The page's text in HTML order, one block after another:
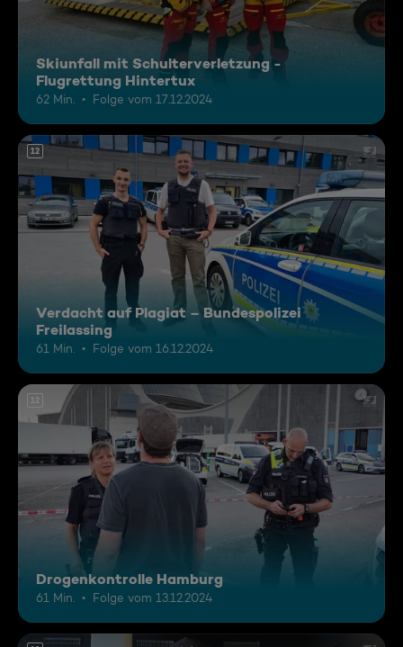
Skiunfall mit Schulterverletzung -
Flugrettung Hintertux
62 Min. Folge vom 17.12.2024
12
Verdacht auf Plagiat – Bundespolizei
Freilassing
61 Min. Folge vom 16.12.2024
12
Drogenkontrolle Hamburg
61 Min. Folge vom 13.12.2024